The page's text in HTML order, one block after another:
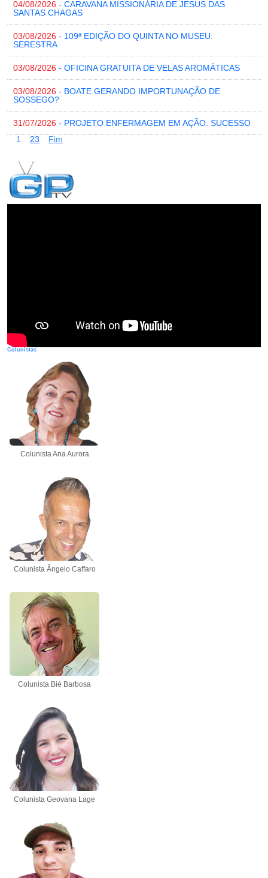
04/08/2026 - CARAVANA MISSIONÁRIA DE JESUS DAS
SANTAS CHAGAS
03/08/2026 - 109ª EDIÇÃO DO QUINTA NO MUSEU:
SERESTRA
03/08/2026 - OFICINA GRATUITA DE VELAS AROMÁTICAS
03/08/2026 - BOATE GERANDO IMPORTUNAÇÃO DE
SOSSEGO?
31/07/2026 - PROJETO ENFERMAGEM EM AÇÃO: SUCESSO
1
23 Fim
Colunistas
Colunista Ana Aurora
Colunista Ângelo Caffaro
Colunista Bié Barbosa
Colunista Geovana Lage